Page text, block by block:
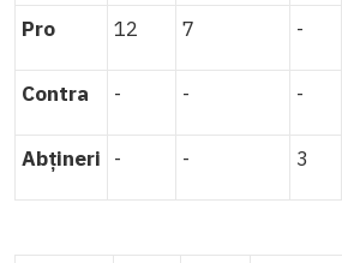
Pro 12 7 -
Contra - - -
Abțineri - - 3